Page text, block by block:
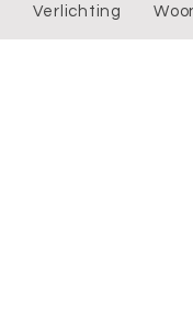
Verlichting